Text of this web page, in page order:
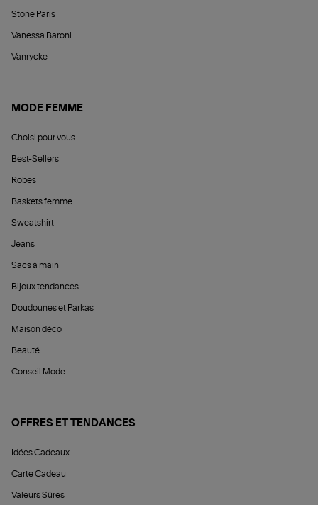
Stone Paris
Vanessa Baroni
Vanrycke
MODE FEMME
Choisi pour vous
Best-Sellers
Robes
Baskets femme
Sweatshirt
Jeans
Sacs à main
Bijoux tendances
Doudounes et Parkas
Maison déco
Beauté
Conseil Mode
OFFRES ET TENDANCES
Idées Cadeaux
Carte Cadeau
Valeurs Sûres